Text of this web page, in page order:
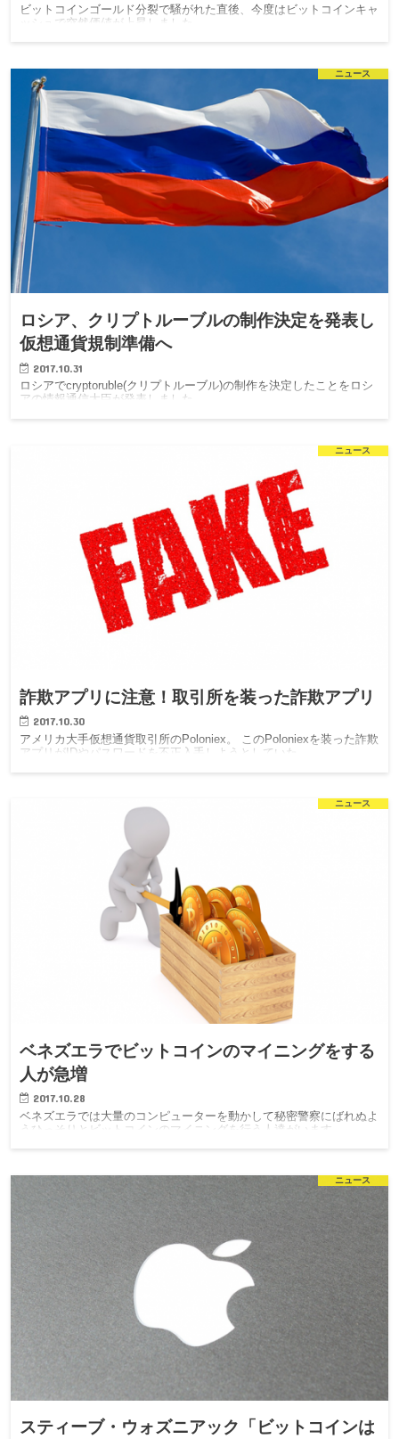
ビットコインゴールド分裂で騒がれた直後、今度はビットコインキャ
ッシュで突然価値が上昇しました。
ニュース
ロシア、クリプトルーブルの制作決定を発表し
仮想通貨規制準備へ
2017.10.31
ロシアでcryptoruble(クリプトルーブル)の制作を決定したことをロシ
アの情報通信大臣が発表しました。
ニュース
詐欺アプリに注意！取引所を装った詐欺アプリ
2017.10.30
アメリカ大手仮想通貨取引所のPoloniex。 このPoloniexを装った詐欺
アプリがIDやパスワードを不正入手しようとしていた。
ニュース
ベネズエラでビットコインのマイニングをする
人が急増
2017.10.28
ベネズエラでは大量のコンピューターを動かして秘密警察にばれぬよ
うひっそりとビットコインのマイニングを行う人達がいます。
ニュース
スティーブ・ウォズニアック「ビットコインは